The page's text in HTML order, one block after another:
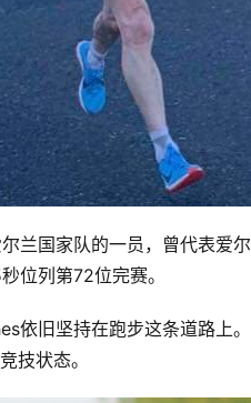
兰国家队的一员，曾代表爱
位列第72位完赛。
依旧坚持在跑步这条道路上
技状态。